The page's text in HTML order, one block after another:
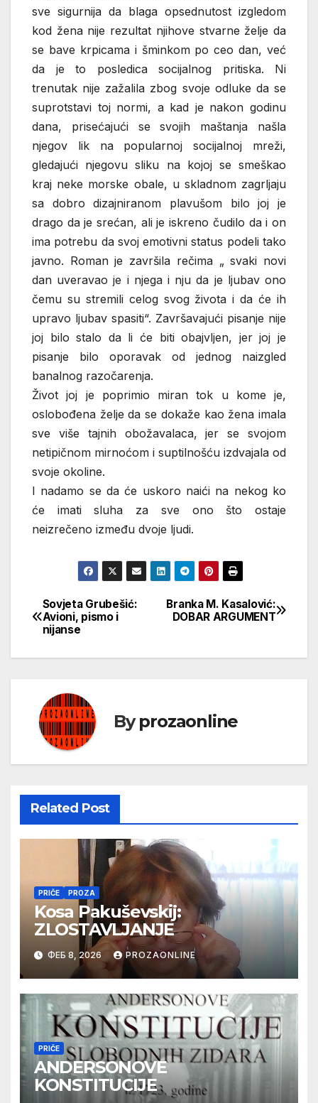
sve sigurnija da blaga opsednutost izgledom
kod žena nije rezultat njihove stvarne želje da
se bave krpicama i šminkom po ceo dan, već
da je to posledica socijalnog pritiska. Ni
trenutak nije zažalila zbog svoje odluke da se
suprotstavi toj normi, a kad je nakon godinu
dana, prisećajući se svojih maštanja našla
njegov lik na popularnoj socijalnoj mreži,
gledajući njegovu sliku na kojoj se smeškao
kraj neke morske obale, u skladnom zagrljaju
sa dobro dizajniranom plavušom bilo joj je
drago da je srećan, ali je iskreno čudilo da i on
ima potrebu da svoj emotivni status podeli tako
javno. Roman je završila rečima „ svaki novi
dan uveravao je i njega i nju da je ljubav ono
čemu su stremili celog svog života i da će ih
upravo ljubav spasiti“. Završavajući pisanje nije
joj bilo stalo da li će biti obajvljen, jer joj je
pisanje bilo oporavak od jednog naizgled
banalnog razočarenja.
Život joj je poprimio miran tok u kome je,
oslobođena želje da se dokaže kao žena imala
sve više tajnih obožavalaca, jer se svojom
netipičnom mirnoćom i suptilnošću izdvajala od
svoje okoline.
I nadamo se da će uskoro naići na nekog ko
će imati sluha za sve ono što ostaje
neizrečeno između dvoje ljudi.
Кретање
чланка
Branka M. Kasalović:
DOBAR ARGUMENT
Sovjeta Grubešić:
Avioni, pismo i
nijanse
Byprozaonline
Related Post
PRIČE PROZA
Kosa Pakuševskij:
ZLOSTAVLJANJE
ФЕБ 8, 2026 PROZAONLINE
PRIČE
ANDERSONOVE
KONSTITUCIJE